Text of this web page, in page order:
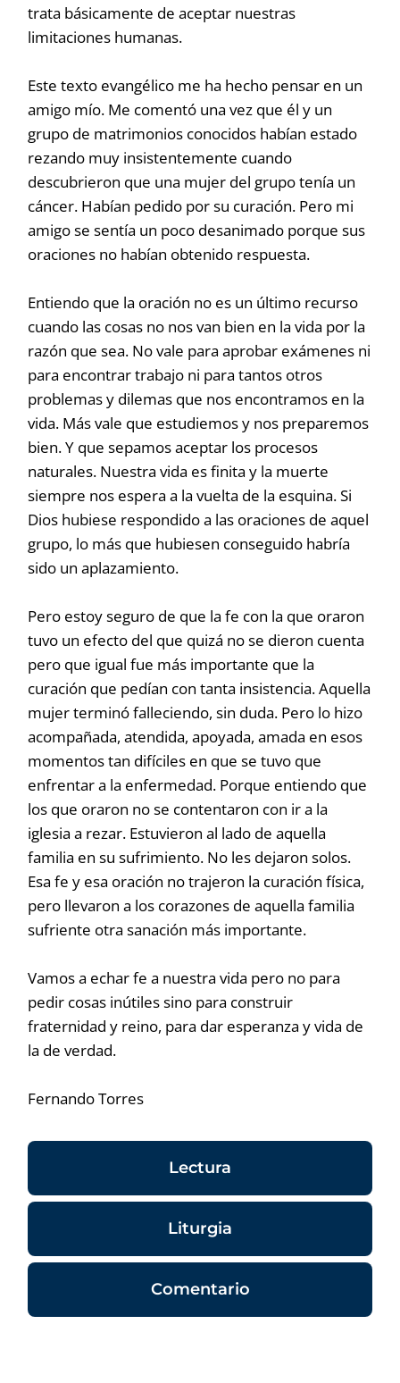
trata básicamente de aceptar nuestras
limitaciones humanas.
Este texto evangélico me ha hecho pensar en un
amigo mío. Me comentó una vez que él y un
grupo de matrimonios conocidos habían estado
rezando muy insistentemente cuando
descubrieron que una mujer del grupo tenía un
cáncer. Habían pedido por su curación. Pero mi
amigo se sentía un poco desanimado porque sus
oraciones no habían obtenido respuesta.
Entiendo que la oración no es un último recurso
cuando las cosas no nos van bien en la vida por la
razón que sea. No vale para aprobar exámenes ni
para encontrar trabajo ni para tantos otros
problemas y dilemas que nos encontramos en la
vida. Más vale que estudiemos y nos preparemos
bien. Y que sepamos aceptar los procesos
naturales. Nuestra vida es finita y la muerte
siempre nos espera a la vuelta de la esquina. Si
Dios hubiese respondido a las oraciones de aquel
grupo, lo más que hubiesen conseguido habría
sido un aplazamiento.
Pero estoy seguro de que la fe con la que oraron
tuvo un efecto del que quizá no se dieron cuenta
pero que igual fue más importante que la
curación que pedían con tanta insistencia. Aquella
mujer terminó falleciendo, sin duda. Pero lo hizo
acompañada, atendida, apoyada, amada en esos
momentos tan difíciles en que se tuvo que
enfrentar a la enfermedad. Porque entiendo que
los que oraron no se contentaron con ir a la
iglesia a rezar. Estuvieron al lado de aquella
familia en su sufrimiento. No les dejaron solos.
Esa fe y esa oración no trajeron la curación física,
pero llevaron a los corazones de aquella familia
sufriente otra sanación más importante.
Vamos a echar fe a nuestra vida pero no para
pedir cosas inútiles sino para construir
fraternidad y reino, para dar esperanza y vida de
la de verdad.
Fernando Torres
Lectura
Liturgia
Comentario